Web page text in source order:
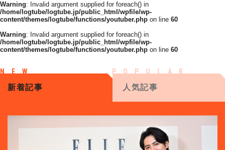
Warning: Invalid argument supplied for foreach() in
/home/logtube/logtube.jp/public_html/wpfile/wp-
content/themes/logtube/functions/youtuber.php on line 60
Warning: Invalid argument supplied for foreach() in
/home/logtube/logtube.jp/public_html/wpfile/wp-
content/themes/logtube/functions/youtuber.php on line 60
新着記事 人気記事